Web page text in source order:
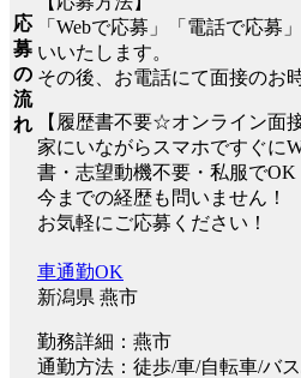
応
募
の
流
れ
「Webで応募」「電話で応募
いいたします。
その後、お電話にて面接のお
【履歴書不要☆オンライン面
家にいながらスマホですぐに
書・志望動機不要・私服でOK
今までの経歴も問いません！
お気軽にご応募ください！
車通勤OK
新潟県 燕市
勤務詳細：燕市
通勤方法：徒歩/車/自転車/バ